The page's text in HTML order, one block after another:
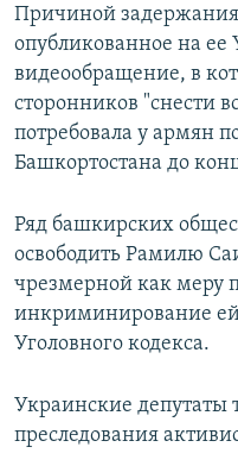
Причиной задержания
опубликованное на ее
видеообращение, в
сторонников "снести
потребовала у армян
Башкортостана до
Ряд башкирских
освободить Рамилю
чрезмерной как меру
инкриминирование ей
Уголовного кодекса.
Украинские депутаты
преследования